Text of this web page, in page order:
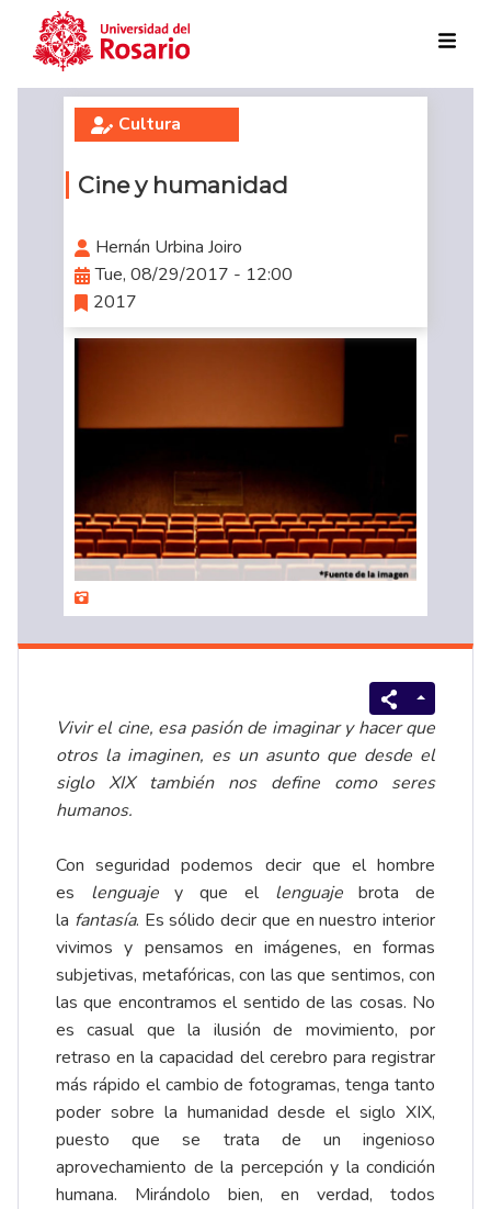
Skip to main content
Cultura
Cine y humanidad
Hernán Urbina Joiro
Tue, 08/29/2017 - 12:00
2017
Vivir el cine, esa pasión de imaginar y hacer que
otros la imaginen, es un asunto que desde el
siglo XIX también nos define como seres
humanos.
Con seguridad podemos decir que el hombre
es lenguajey que el lenguajebrota de
la fantasía. Es sólido decir que en nuestro interior
vivimos y pensamos en imágenes, en formas
subjetivas, metafóricas, con las que sentimos, con
las que encontramos el sentido de las cosas. No
es casual que la ilusión de movimiento, por
retraso en la capacidad del cerebro para registrar
más rápido el cambio de fotogramas, tenga tanto
poder sobre la humanidad desde el siglo XIX,
puesto que se trata de un ingenioso
aprovechamiento de la percepción y la condición
humana. Mirándolo bien, en verdad, todos